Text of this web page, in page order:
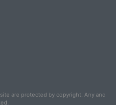
are protected by copyright. Any and